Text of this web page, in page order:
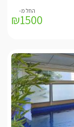
את חלל הסוויטה
למטבחון המאובזר
הרחצה מקלחון עם
לסוויטה היא
הצופה אל הנוף
₪1500